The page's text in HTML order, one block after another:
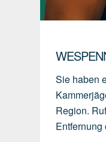
Sie haben
Region.